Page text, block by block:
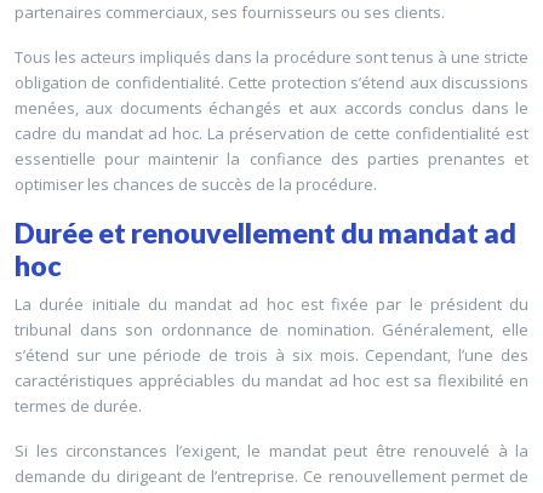
partenaires commerciaux, ses fournisseurs ou ses clients.
Tous les acteurs impliqués dans la procédure sont tenus à une stricte
obligation de confidentialité. Cette protection s’étend aux discussions
menées, aux documents échangés et aux accords conclus dans le
cadre du mandat ad hoc. La préservation de cette confidentialité est
essentielle pour maintenir la confiance des parties prenantes et
optimiser les chances de succès de la procédure.
Durée et renouvellement du mandat ad
hoc
La durée initiale du mandat ad hoc est fixée par le président du
tribunal dans son ordonnance de nomination. Généralement, elle
s’étend sur une période de trois à six mois. Cependant, l’une des
caractéristiques appréciables du mandat ad hoc est sa flexibilité en
termes de durée.
Si les circonstances l’exigent, le mandat peut être renouvelé à la
demande du dirigeant de l’entreprise. Ce renouvellement permet de